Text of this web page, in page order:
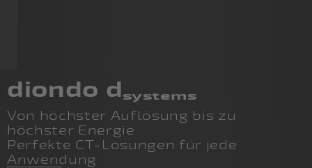
diondo dsystems
Von höchster Auflösung bis zu
höchster Energie
Perfekte CT-Lösungen für jede
Anwendung